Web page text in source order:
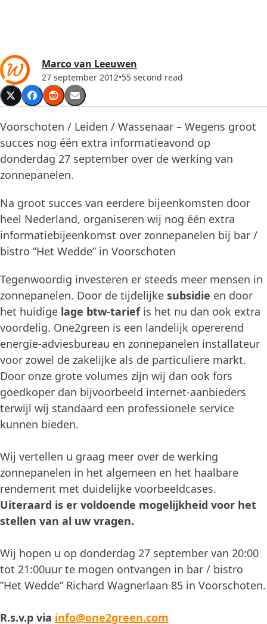
Marco van Leeuwen
27 september 2012•55 second read
Voorschoten / Leiden / Wassenaar – Wegens groot
succes nog één extra informatieavond op
donderdag 27 september over de werking van
zonnepanelen.
Na groot succes van eerdere bijeenkomsten door
heel Nederland, organiseren wij nog één extra
informatiebijeenkomst over zonnepanelen bij bar /
bistro ”Het Wedde” in Voorschoten
Tegenwoordig investeren er steeds meer mensen in
zonnepanelen. Door de tijdelijke subsidie en door
het huidige lage btw-tarief is het nu dan ook extra
voordelig. One2green is een landelijk opererend
energie-adviesbureau en zonnepanelen installateur
voor zowel de zakelijke als de particuliere markt.
Door onze grote volumes zijn wij dan ook fors
goedkoper dan bijvoorbeeld internet-aanbieders
terwijl wij standaard een professionele service
kunnen bieden.
Wij vertellen u graag meer over de werking
zonnepanelen in het algemeen en het haalbare
rendement met duidelijke voorbeeldcases.
Uiteraard is er voldoende mogelijkheid voor het
stellen van al uw vragen.
Wij hopen u op donderdag 27 september van 20:00
tot 21:00uur te mogen ontvangen in bar / bistro
”Het Wedde” Richard Wagnerlaan 85 in Voorschoten.
R.s.v.p via info@one2green.com